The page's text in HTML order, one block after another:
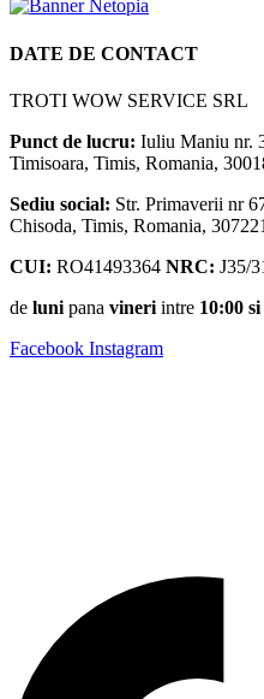
DATE DE CONTACT
TROTI WOW SERVICE SRL
Punct de lucru: Iuliu Maniu nr.
Timisoara, Timis, Romania,
Sediu social: Str. Primaverii nr
Chisoda, Timis, Romania, 307221
CUI: RO41493364 NRC: J35/
de luni pana vineri intre 10:00
Facebook Instagram